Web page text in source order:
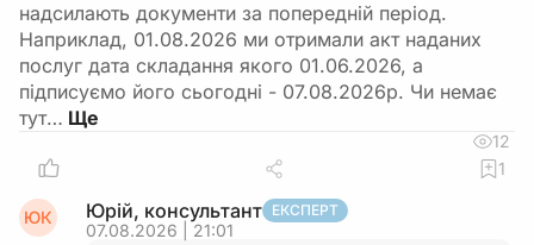
надсилають документи за попередній період.
Наприклад, 01.08.2026 ми отримали акт наданих
послуг дата складання якого 01.06.2026, а
підписуємо його сьогодні - 07.08.2026р. Чи немає
тут…
12
1
ЮК Юрій, консультант ЕКСПЕРТ
07.08.2026 | 21:01